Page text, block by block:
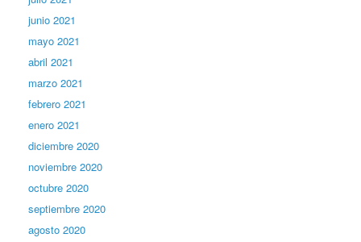
junio 2021
mayo 2021
abril 2021
marzo 2021
febrero 2021
enero 2021
diciembre 2020
noviembre 2020
octubre 2020
septiembre 2020
agosto 2020